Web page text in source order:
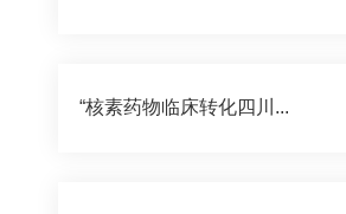
“核素药物临床转化四川...